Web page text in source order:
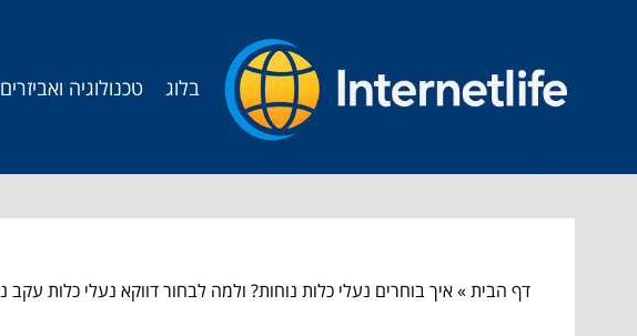
בלוג טכנולוגיה ואביזרים
דף הבית»איך בוחרים נעלי כלות נוחות? ולמה לבחור דווקא נעלי כלות עקב